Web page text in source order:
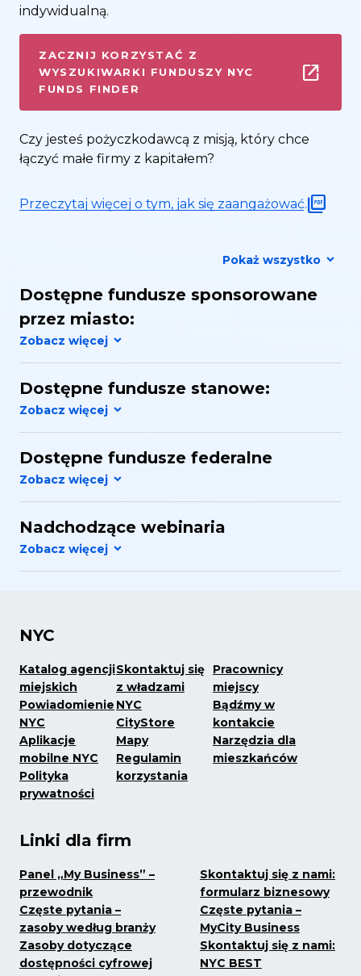
indywidualną.
ZACZNIJ KORZYSTAĆ Z
WYSZUKIWARKI FUNDUSZY NYC
FUNDS FINDER
Czy jesteś pożyczkodawcą z misją, który chce
łączyć małe firmy z kapitałem?
Przeczytaj więcej o tym, jak się zaangażować.
Pokaż wszystko
Dostępne fundusze sponsorowane
przez miasto:
Dostępne fundusze stanowe:
Dostępne fundusze federalne
Nadchodzące webinaria
NYC
Katalog agencji
miejskich
Powiadomienie
NYC
Aplikacje
mobilne NYC
Polityka
prywatności
Skontaktuj się
z władzami
NYC
CityStore
Mapy
Regulamin
korzystania
Pracownicy
miejscy
Bądźmy w
kontakcie
Narzędzia dla
mieszkańców
Linki dla firm
Panel „My Business” –
przewodnik
Częste pytania –
zasoby według branży
Zasoby dotyczące
dostępności cyfrowej
Skontaktuj się z nami:
formularz biznesowy
Częste pytania –
MyCity Business
Skontaktuj się z nami:
NYC BEST